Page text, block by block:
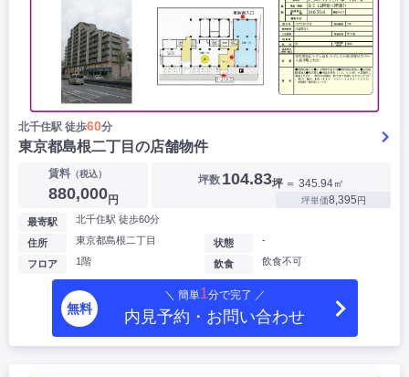
北千住駅 徒歩60分
東京都島根二丁目の店舗物件
賃料（税込）
880,000円
坪数 104.83坪 ＝ 345.94㎡
坪単価8,395円
最寄駅 北千住駅 徒歩60分
住所 東京都島根二丁目
フロア 1階
状態 -
飲食 飲食不可
無料
＼ 簡単1分で完了 ／
内見予約・お問い合わせ